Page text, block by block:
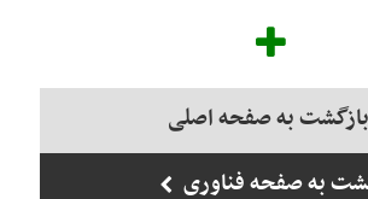
بازگشت به صفحه اصلی
به صفحه فناوری